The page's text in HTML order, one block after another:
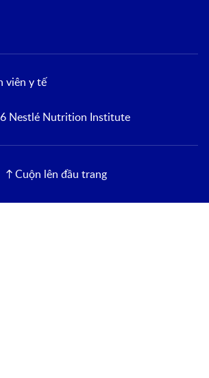
viên y tế
Nestlé Nutrition Institute
Cuộn lên đầu trang